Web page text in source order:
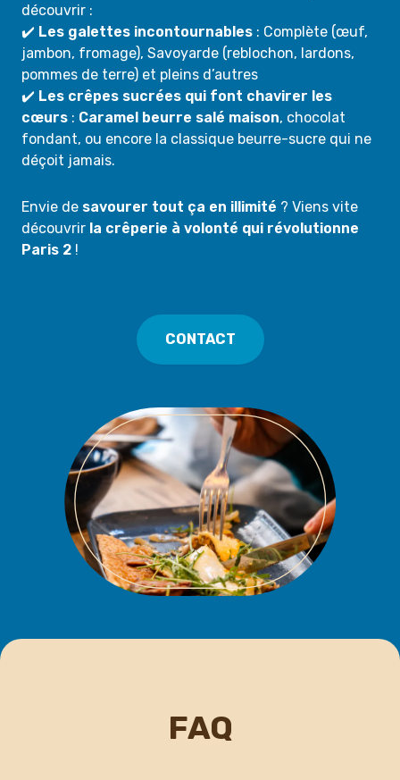
découvrir :
✔️ Les galettes incontournables : Complète (œuf,
jambon, fromage), Savoyarde (reblochon, lardons,
pommes de terre) et pleins d’autres
✔️ Les crêpes sucrées qui font chavirer les
cœurs : Caramel beurre salé maison, chocolat
fondant, ou encore la classique beurre-sucre qui ne
déçoit jamais.
Envie de savourer tout ça en illimité ? Viens vite
découvrir la crêperie à volonté qui révolutionne
Paris 2 !
CONTACT
FAQ